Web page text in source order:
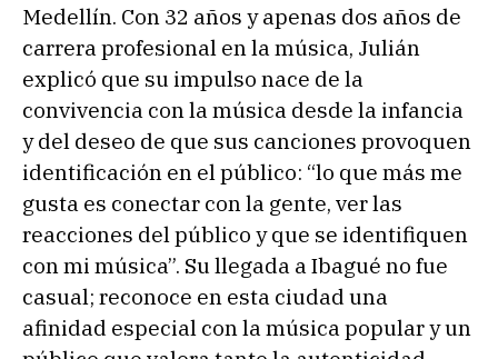
Medellín. Con 32 años y apenas dos años de
carrera profesional en la música, Julián
explicó que su impulso nace de la
convivencia con la música desde la infancia
y del deseo de que sus canciones provoquen
identificación en el público: “lo que más me
gusta es conectar con la gente, ver las
reacciones del público y que se identifiquen
con mi música”. Su llegada a Ibagué no fue
casual; reconoce en esta ciudad una
afinidad especial con la música popular y un